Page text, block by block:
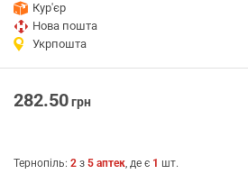
Кур'єр
Нова пошта
Укрпошта
282.50грн
Тернопіль: 2 з 5 аптек, де є 1 шт.